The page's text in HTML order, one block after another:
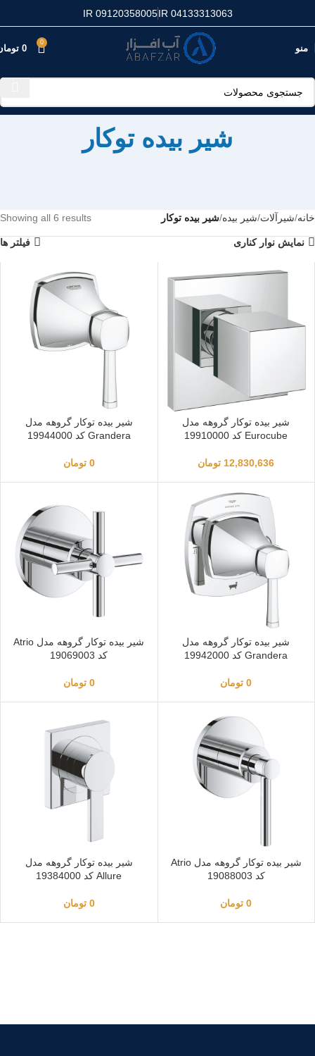
IR 04133313063
IR 09120358005
منو
0
0
شیر بیده توکار
خانه شیرآلات شیر بیده شیر بیده توکار Showing all 6 results
نمایش نوار کناری فیلتر ها
شیر بیده توکار گروهه مدل
Eurocube کد 19910000
12,830,636 تومان
شیر بیده توکار گروهه مدل
Grandera کد 19944000
0 تومان
شیر بیده توکار گروهه مدل
Grandera کد 19942000
0 تومان
شیر بیده توکار گروهه مدل Atrio
کد 19069003
0 تومان
شیر بیده توکار گروهه مدل Atrio
کد 19088003
0 تومان
شیر بیده توکار گروهه مدل
Allure کد 19384000
0 تومان